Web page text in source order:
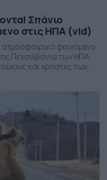
Σπάνιο
στις ΗΠΑ (vid)
φαινόμενο
Πενσιλβάνια των ΗΠΑ,
και χρήστες των
ακανόνιστα σύννεφα
ατμοσφαιρικής